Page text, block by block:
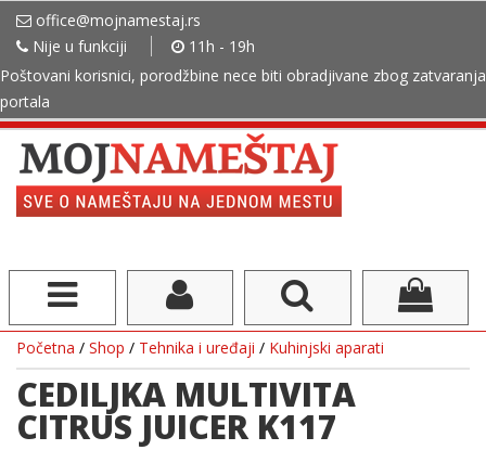
office@mojnamestaj.rs
Nije u funkciji
11h - 19h
Poštovani korisnici, porodžbine nece biti obradjivane zbog zatvaranja
portala
Početna / Shop / Tehnika i uređaji / Kuhinjski aparati
CEDILJKA MULTIVITA
CITRUS JUICER K117